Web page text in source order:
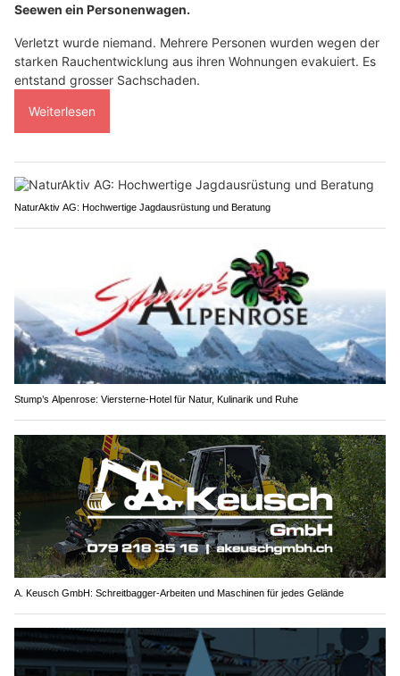
Seewen ein Personenwagen.
Verletzt wurde niemand. Mehrere Personen wurden wegen der
starken Rauchentwicklung aus ihren Wohnungen evakuiert. Es
entstand grosser Sachschaden.
Weiterlesen
NaturAktiv AG: Hochwertige Jagdausrüstung und Beratung
Stump’s Alpenrose: Viersterne-Hotel für Natur, Kulinarik und Ruhe
A. Keusch GmbH: Schreitbagger-Arbeiten und Maschinen für jedes Gelände